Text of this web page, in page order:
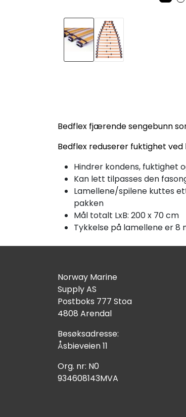
Bedflex fjærende sengebunn
Bedflex reduserer fuktighet
Hindrer kondens, fuktighet
Kan lett tilpasses den
Lamellene/spilene kuttes
pakken
Mål totalt LxB: 200 x 70 cm
Tykkelse på lamellene er 8
Norway Marine
Supply AS
Postboks 777 Stoa
4808 Arendal
Besøksadresse:
Åsbieveien 11
Org. nr: N0
934608143MVA